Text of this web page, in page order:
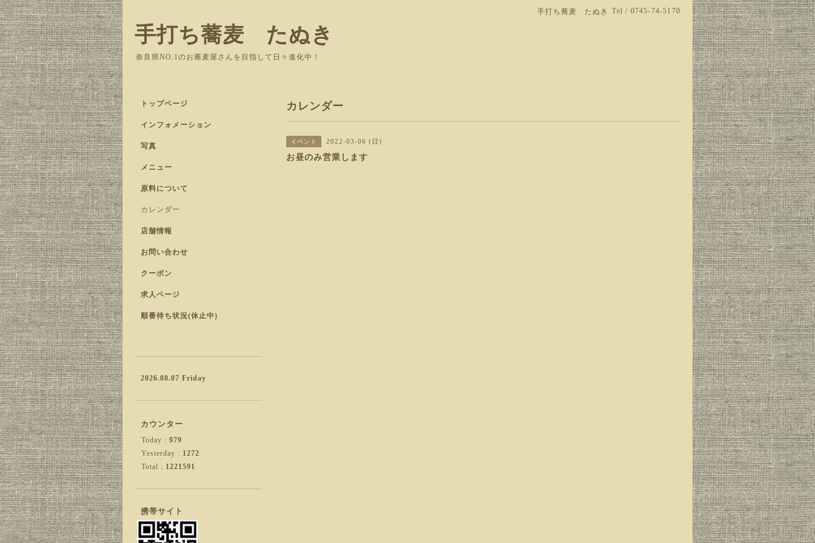
手打ち蕎麦 たぬき Tel / 0745-74-5170
手打ち蕎麦 たぬき
奈良県NO.1のお蕎麦屋さんを目指して日々進化中！
カレンダー
イベント 2022-03-06 (日)
お昼のみ営業します
トップページ
インフォメーション
写真
メニュー
原料について
カレンダー
店舗情報
お問い合わせ
クーポン
求人ページ
順番待ち状況(休止中)
2026.08.07 Friday
カウンター
Today : 979
Yesterday : 1272
Total : 1221591
携帯サイト